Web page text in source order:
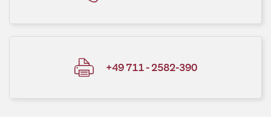
+49 711 - 2582-390